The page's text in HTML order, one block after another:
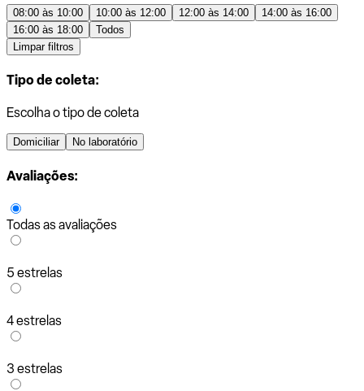
08:00 às 10:00 10:00 às 12:00 12:00 às 14:00
14:00 às 16:00
16:00 às 18:00
Todos
Limpar filtros
Tipo de coleta:
Escolha o tipo de coleta
Domiciliar No laboratório
Avaliações:
Todas as avaliações
5 estrelas
4 estrelas
3 estrelas